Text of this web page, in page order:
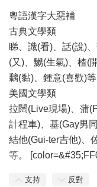
粵語漢字大惡補
古典文學類
睇、識(看)、話(說)
(又)、嬲(生氣)、楂(
黐(黏)、鍾意(喜歡)等
美國文學類
拉闊(Live現場)、蒲
計程車)、基(Gay男
結他(Gui-ter吉他)、
等。
支持 反對